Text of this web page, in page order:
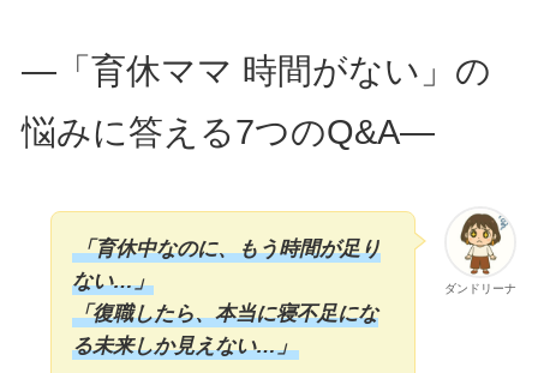
―「育休ママ 時間がない」の
悩みに答える7つのQ&A―
ダンドリーナ
「育休中なのに、もう時間が足り
ない…」
「復職したら、本当に寝不足にな
る未来しか見えない…」